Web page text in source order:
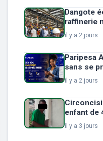
Dangote
raffinerie
il y a 2 jours
Paripesa
sans se
il y a 2 jours
enfant de
il y a 3 jours